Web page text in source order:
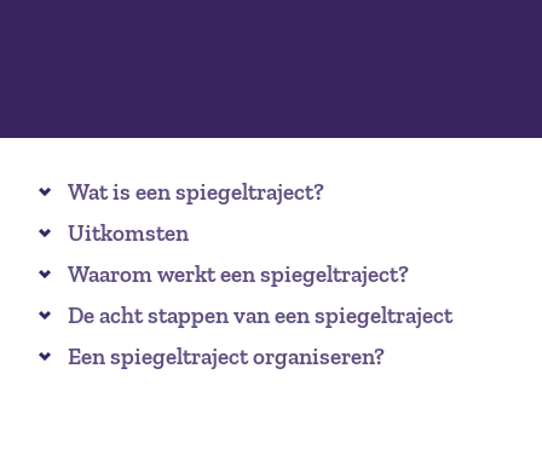
Wat is een spiegeltraject?
Uitkomsten
Waarom werkt een spiegeltraject?
De acht stappen van een spiegeltraject
Een spiegeltraject organiseren?